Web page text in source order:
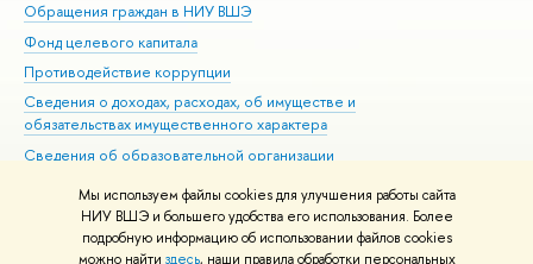
Мы используем файлы cookies для улучшения работы сайта
НИУ ВШЭ и большего удобства его использования. Более
подробную информацию об использовании файлов cookies
можно найти здесь, наши правила обработки персональных
Обращения граждан в НИУ ВШЭ
Фонд целевого капитала
Противодействие коррупции
Сведения о доходах, расходах, об имуществе и
обязательствах имущественного характера
Сведения об образовательной организации
Людям с ограниченными возможностями здоровья
Единая платежная страница
Работа в Вышке